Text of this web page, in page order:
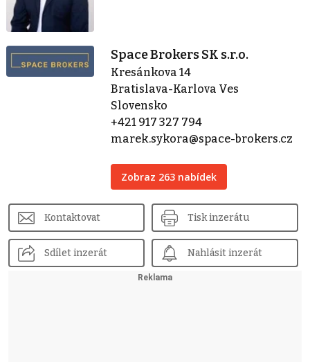
Space Brokers SK s.r.o.
Kresánkova 14
Bratislava-Karlova Ves
Slovensko
+421 917 327 794
marek.sykora@space-brokers.cz
Zobraz 263 nabídek
Kontaktovat Tisk inzerátu
Sdílet inzerát Nahlásit inzerát